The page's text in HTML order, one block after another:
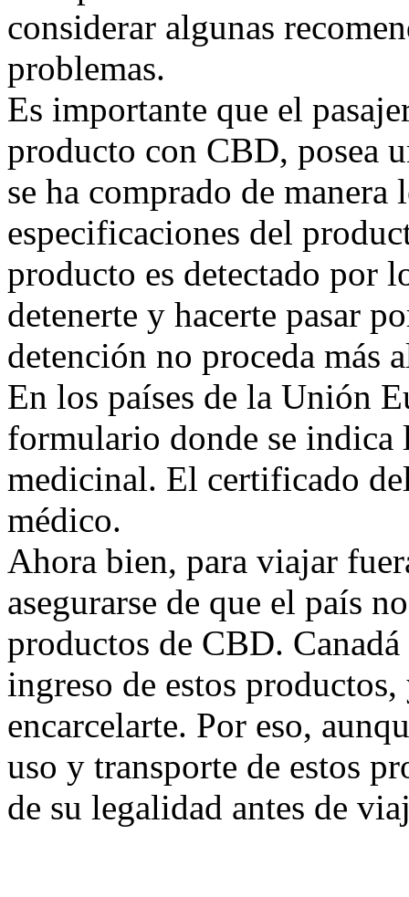
considerar algunas
problemas.
Es importante que el
producto con CBD, posea
se ha comprado de manera
especificaciones del
producto es detectado por
detenerte y hacerte pasar
detención no proceda más
En los países de la Unión
formulario donde se indica
medicinal. El certificado
médico.
Ahora bien, para viajar
asegurarse de que el país
productos de CBD.
ingreso de estos
encarcelarte. Por eso,
uso y transporte de estos
de su legalidad antes de